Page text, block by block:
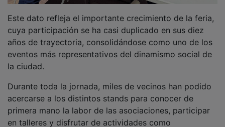
Reconocimiento a una década de compromiso